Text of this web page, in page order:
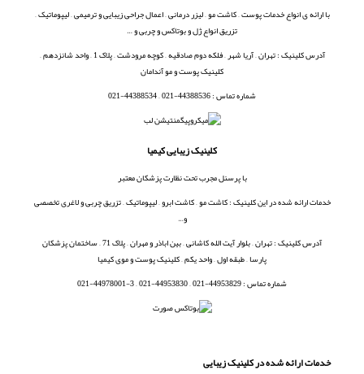
با ارائه ی انواع خدمات پوست – کاشت مو – لیزر درمانی – اعمال جراحی زیبایی و ترمیمی – لیپوماتیک –
تزریق انواع ژل و بوتاکس و چربی و …
آدرس کلینیک : تهران – آریا شهر – فلکه دوم صادقیه – کوچه مرودشت – پلاک 1 – واحد شانزدهم –
کلینیک پوست و مو آندامان
شماره تماس : 44388536-021 – 44388534-021
کلینیک زیبایی کیمیا
با پرسنل مجرب تحت نظارت پزشکان معتبر
خدمات ارائه شده در این کلینیک : کاشت مو – کاشت ابرو – لیپوماتیک – تزریق چربی و لاغری تخصصی
و…
آدرس کلینیک : تهران – بلوار آیت الله کاشانی – بین اباذر و مهران – پلاک 71 – ساختمان پزشکان
پارسا – طبقه اول – واحد یکم – کلینیک پوست و موی کیمیا
شماره تماس : 44953829-021 – 44953830-021 – 3-44978001-021
خدمات ارائه شده در کلینیک زیبایی